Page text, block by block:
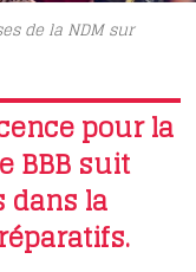
de la NDM sur
pour la
BBB suit
la